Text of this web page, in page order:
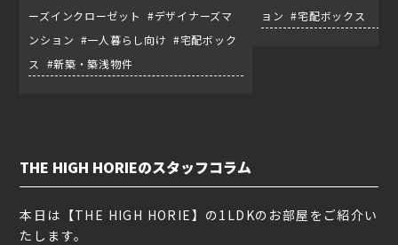
ーズインクローゼット #デザイナーズマ
ンション #一人暮らし向け #宅配ボック
ス #新築・築浅物件
ョン #宅配ボックス
THE HIGH HORIEのスタッフコラム
本日は【THE HIGH HORIE】の1LDKのお部屋をご紹介い
たします。